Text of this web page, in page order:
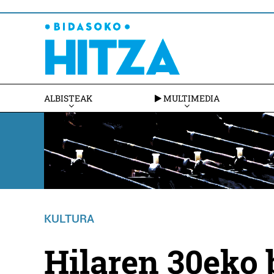
ALBISTEAK MULTIMEDIA
KULTURA
Hilaren 30eko